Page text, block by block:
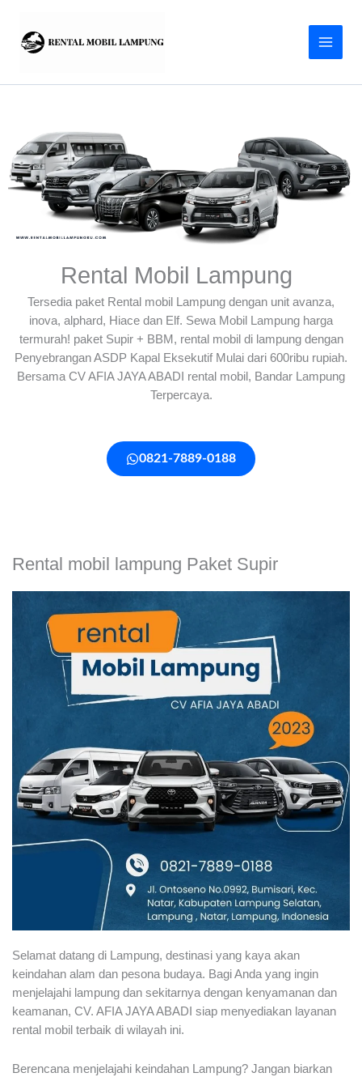
konten
Rental Mobil Lampung
Tersedia paket Rental mobil Lampung dengan unit avanza,
inova, alphard, Hiace dan Elf. Sewa Mobil Lampung harga
termurah! paket Supir + BBM, rental mobil di lampung dengan
Penyebrangan ASDP Kapal Eksekutif Mulai dari 600ribu rupiah.
Bersama CV AFIA JAYA ABADI rental mobil, Bandar Lampung
Terpercaya.
0821-7889-0188
Rental mobil lampung Paket Supir
Selamat datang di Lampung, destinasi yang kaya akan
keindahan alam dan pesona budaya. Bagi Anda yang ingin
menjelajahi lampung dan sekitarnya dengan kenyamanan dan
keamanan, CV. AFIA JAYA ABADI siap menyediakan layanan
rental mobil terbaik di wilayah ini.
Berencana menjelajahi keindahan Lampung? Jangan biarkan